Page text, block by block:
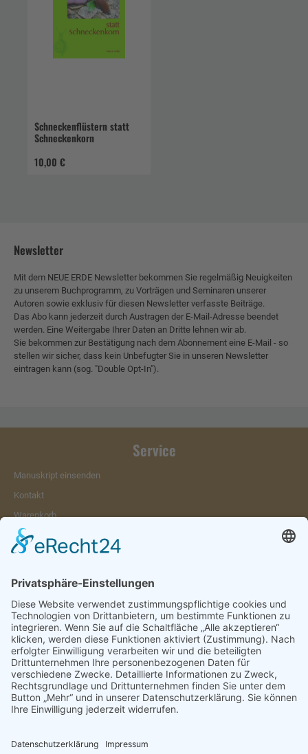
Schneckenflüstern statt
Schneckenkorn
10,00 €
Newsletter
Mit dem NEUE ERDE Newsletter bekommen Sie regelmäßig Neuigkeiten
zu unserem Buchprogramm, zu Vorträgen und Seminaren unserer
Autoren sowie exklusiv für diesen Newsletter verfasste Beiträge.
Das Abo kann jederzeit durch Austragen der E-Mail-Adresse beendet
werden. Eine Weitergabe Ihrer Daten an Dritte lehnen wir ab.
Sie bekommen zur Bestätigung nach dem Abonnement eine E-Mail - so
stellen wir sicher, dass kein Unbefugter Sie in unseren Newsletter
eintragen kann (sog. "Double Opt-In").
Service
Manuskript einsenden
Kontakt
Warenkorb
Konto
Merkzettel
Vertrag widerrufen
Informationen
Impressum & Disclaimer
AGB und Widerrufsrecht
Verpackung und Versand